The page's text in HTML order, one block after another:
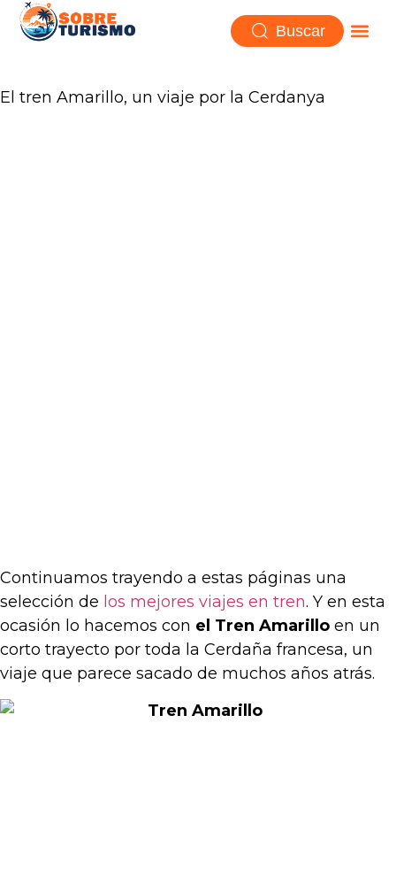
Buscar
El tren Amarillo, un viaje por la Cerdanya
Continuamos trayendo a estas páginas una
selección de los mejores viajes en tren. Y en esta
ocasión lo hacemos con el Tren Amarillo en un
corto trayecto por toda la Cerdaña francesa, un
viaje que parece sacado de muchos años atrás.